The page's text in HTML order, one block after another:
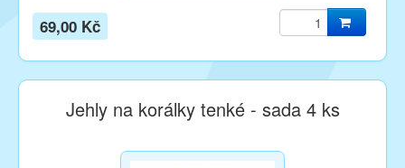
69,00 Kč
Jehly na korálky tenké - sada 4 ks